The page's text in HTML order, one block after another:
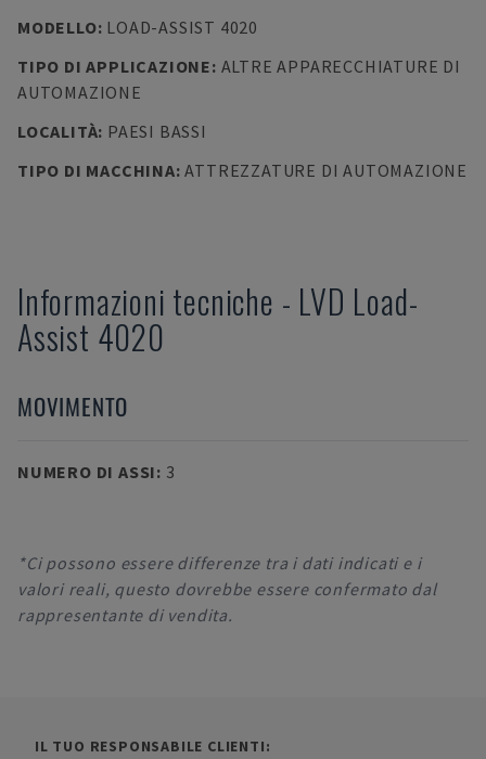
MODELLO: LOAD-ASSIST 4020
TIPO DI APPLICAZIONE: ALTRE APPARECCHIATURE DI
AUTOMAZIONE
LOCALITÀ: PAESI BASSI
TIPO DI MACCHINA:ATTREZZATURE DI AUTOMAZIONE
Informazioni tecniche - LVD Load-
Assist 4020
MOVIMENTO
NUMERO DI ASSI: 3
*Ci possono essere differenze tra i dati indicati e i
valori reali, questo dovrebbe essere confermato dal
rappresentante di vendita.
IL TUO RESPONSABILE CLIENTI: